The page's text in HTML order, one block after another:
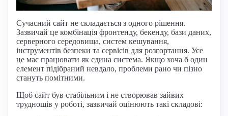
Сучасний сайт не складається з одного рішення.
Зазвичай це комбінація фронтенду, бекенду, бази даних,
серверного середовища, систем кешування,
інструментів безпеки та сервісів для розгортання. Усе
це має працювати як єдина система. Якщо хоча б один
елемент підібраний невдало, проблеми рано чи пізно
стануть помітними.
Щоб сайт був стабільним і не створював зайвих
труднощів у роботі, зазвичай оцінюють такі складові: